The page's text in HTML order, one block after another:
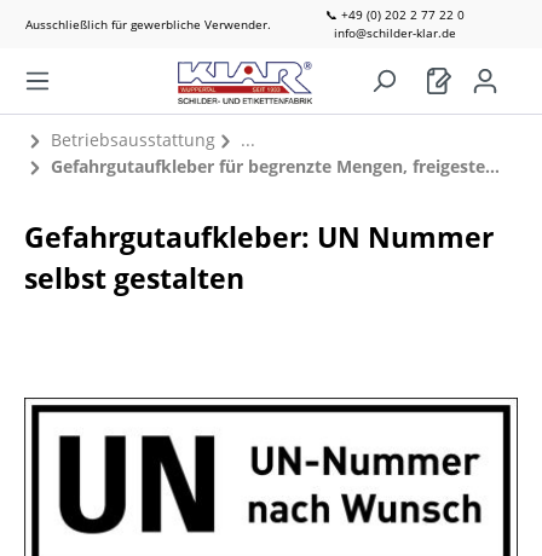
Ausschließlich für gewerbliche Verwender.
📞 +49 (0) 202 2 77 22 0
info@schilder-klar.de
Betriebsausstattung
Gefahrgutaufkleber für begrenzte Mengen, freigestellte Mengen & UN-Nummern
Gefahrgutaufkleber: UN Nummer
selbst gestalten